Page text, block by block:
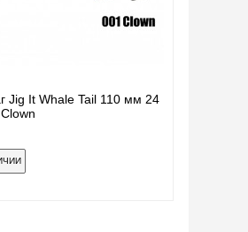
Jig It Whale Tail 110 мм 24